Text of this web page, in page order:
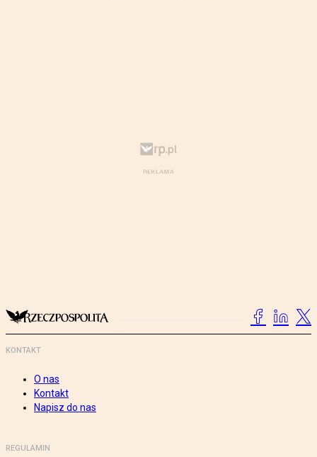
KONTAKT
O nas
Kontakt
Napisz do nas
REGULAMIN